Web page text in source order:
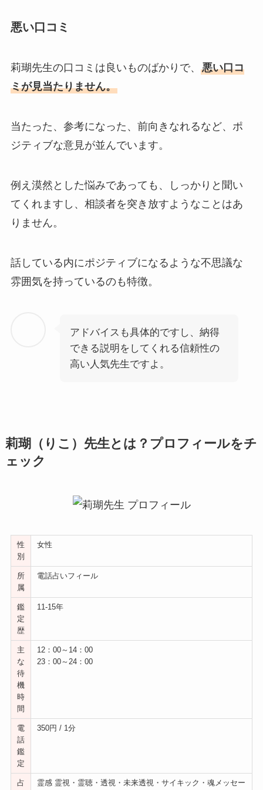
悪い口コミ
莉瑚先生の口コミは良いものばかりで、 悪い口コ
ミが見当たりません。
当たった、参考になった、前向きなれるなど、ポ
ジティブな意見が並んでいます。
例え漠然とした悩みであっても、しっかりと聞い
てくれますし、相談者を突き放すようなことはあ
りません。
話している内にポジティブになるような不思議な
雰囲気を持っているのも特徴。
アドバイスも具体的ですし、納得
できる説明をしてくれる信頼性の
高い人気先生ですよ。
莉瑚（りこ）先生とは？プロフィールをチ
ェック
性
別
女性
所
属
電話占いフィール
鑑
定
歴
11-15年
主
な
待
機
時
間
12：00～14：00
23：00～24：00
電
話
鑑
定
350円 / 1分
占 霊感 霊視・霊聴・透視・未来透視・サイキック・魂メッセー